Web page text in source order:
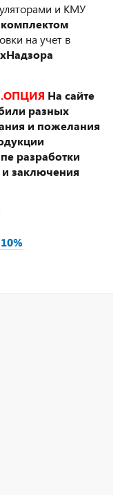
и КМУ
на учет в
На сайте
разных
и пожелания
разработки
и заключения